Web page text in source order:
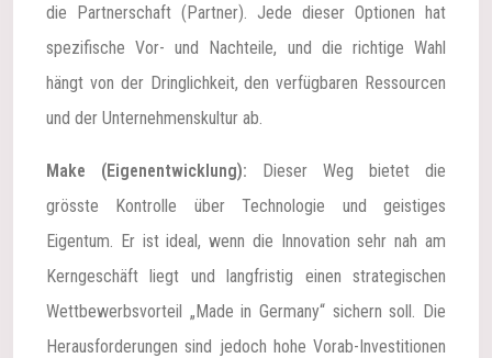
die Partnerschaft (Partner). Jede dieser Optionen hat
spezifische Vor- und Nachteile, und die richtige Wahl
hängt von der Dringlichkeit, den verfügbaren Ressourcen
und der Unternehmenskultur ab.
Make (Eigenentwicklung): Dieser Weg bietet die
grösste Kontrolle über Technologie und geistiges
Eigentum. Er ist ideal, wenn die Innovation sehr nah am
Kerngeschäft liegt und langfristig einen strategischen
Wettbewerbsvorteil „Made in Germany“ sichern soll. Die
Herausforderungen sind jedoch hohe Vorab-Investitionen